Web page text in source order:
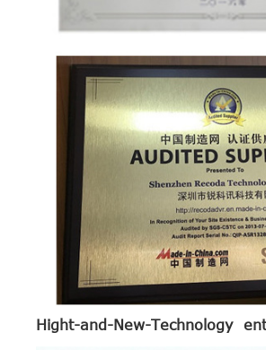
Hight-and-New-Technology